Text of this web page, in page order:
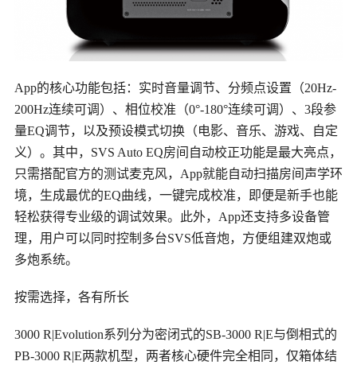
App的核心功能包括：实时音量调节、 分频点设置（20Hz-
200Hz连续可调）、相位校准（0°-180°连续可调）、3段参
量EQ调节，以及预设模式切换（电影、音乐、游戏、自定
义）。其中，SVS Auto EQ房间自动校正功能是最大亮点，
只需搭配官方的测试麦克风，App就能自动扫描房间声学环
境，生成最优的EQ曲线，一键完成校准，即便是新手也能
轻松获得专业级的调试效果。此外，App还支持多设备管
理，用户可以同时控制多台SVS低音炮，方便组建双炮或
多炮系统。
按需选择，各有所长
3000 R|Evolution系列分为密闭式的SB-3000 R|E与倒相式的
PB-3000 R|E两款机型，两者核心硬件完全相同，仅箱体结